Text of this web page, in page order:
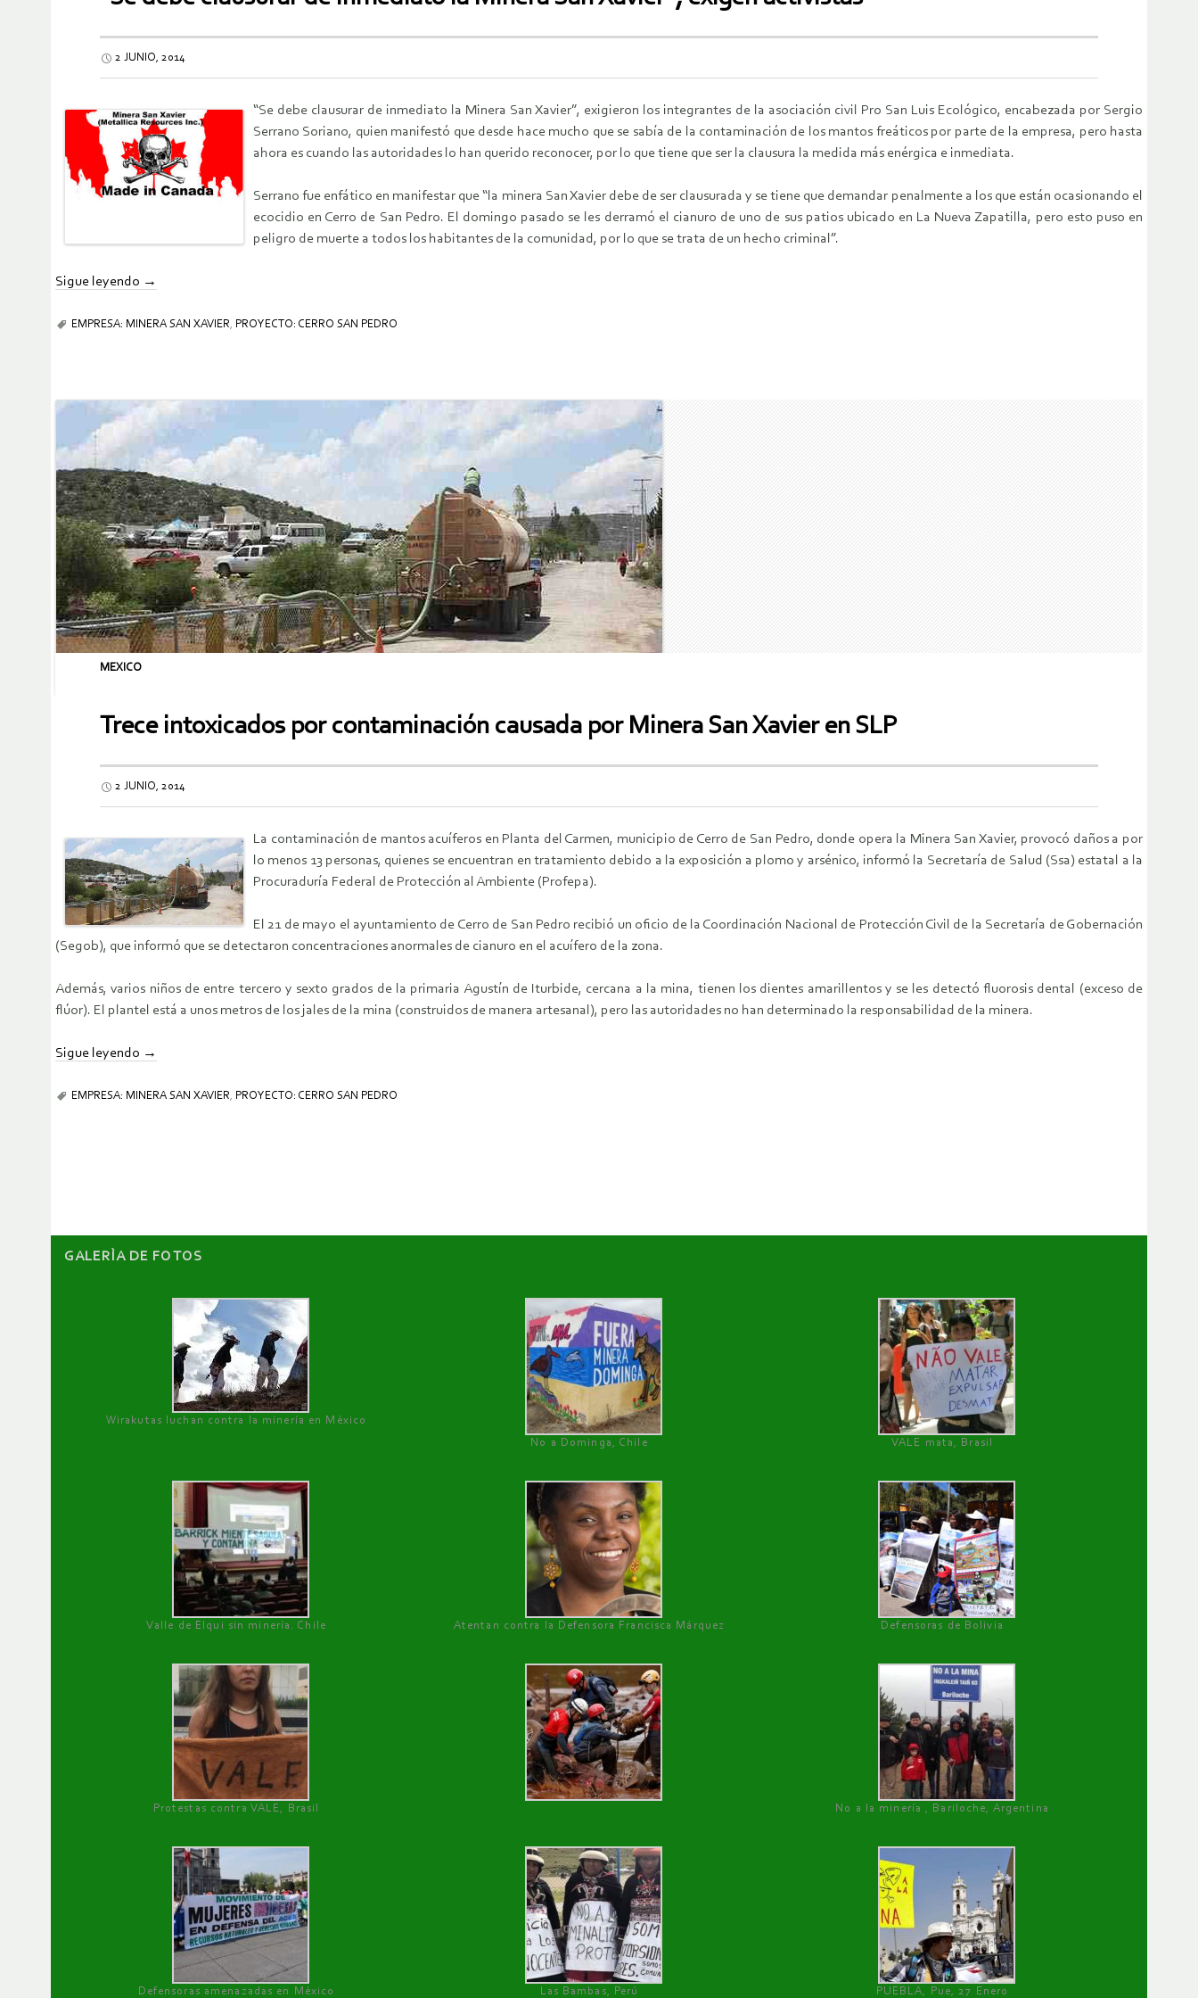
2 JUNIO, 2014
“Se debe clausurar de inmediato la Minera San Xavier”, exigieron los integrantes de la asociación civil Pro San Luis Ecológico, encabezada por Sergio
Serrano Soriano, quien manifestó que desde hace mucho que se sabía de la contaminación de los mantos freáticos por parte de la empresa, pero hasta
ahora es cuando las autoridades lo han querido reconocer, por lo que tiene que ser la clausura la medida más enérgica e inmediata.
Serrano fue enfático en manifestar que “la minera San Xavier debe de ser clausurada y se tiene que demandar penalmente a los que están ocasionando el
ecocidio en Cerro de San Pedro. El domingo pasado se les derramó el cianuro de uno de sus patios ubicado en La Nueva Zapatilla, pero esto puso en
peligro de muerte a todos los habitantes de la comunidad, por lo que se trata de un hecho criminal”.
Sigue leyendo →
EMPRESA: MINERA SAN XAVIER, PROYECTO: CERRO SAN PEDRO
MEXICO
Trece intoxicados por contaminación causada por Minera San Xavier en SLP
2 JUNIO, 2014
La contaminación de mantos acuíferos en Planta del Carmen, municipio de Cerro de San Pedro, donde opera la Minera San Xavier, provocó daños a por
lo menos 13 personas, quienes se encuentran en tratamiento debido a la exposición a plomo y arsénico, informó la Secretaría de Salud (Ssa) estatal a la
Procuraduría Federal de Protección al Ambiente (Profepa).
El 21 de mayo el ayuntamiento de Cerro de San Pedro recibió un oficio de la Coordinación Nacional de Protección Civil de la Secretaría de Gobernación
(Segob), que informó que se detectaron concentraciones anormales de cianuro en el acuífero de la zona.
Además, varios niños de entre tercero y sexto grados de la primaria Agustín de Iturbide, cercana a la mina, tienen los dientes amarillentos y se les detectó fluorosis dental (exceso de
flúor). El plantel está a unos metros de los jales de la mina (construidos de manera artesanal), pero las autoridades no han determinado la responsabilidad de la minera.
Sigue leyendo →
EMPRESA: MINERA SAN XAVIER PROYECTO: CERRO SAN PEDRO
GALERÌA DE FOTOS
Wirakutas luchan contra la minería en México
No a Dominga, Chile
VALE mata, Brasil
Valle de Elqui sin minería. Chile Atentan contra la Defensora Francisca Márquez Defensoras de Bolivia
Protestas contra VALE, Brasil No a la minería , Bariloche, Argentina
Defensoras amenazadas en México Las Bambas, Perú PUEBLA, Pue, 27 Enero